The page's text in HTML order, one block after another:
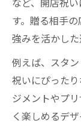
す。贈る相手
強みを活かした
例えば、スタ
祝いにぴった
ジメントやプ
く楽しめるデ